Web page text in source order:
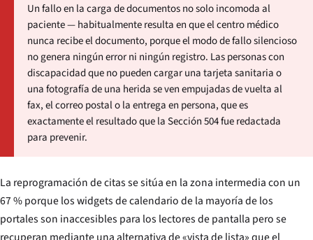
Un fallo en la carga de documentos no solo incomoda al
paciente — habitualmente resulta en que el centro médico
nunca recibe el documento, porque el modo de fallo silencioso
no genera ningún error ni ningún registro. Las personas con
discapacidad que no pueden cargar una tarjeta sanitaria o
una fotografía de una herida se ven empujadas de vuelta al
fax, el correo postal o la entrega en persona, que es
exactamente el resultado que la Sección 504 fue redactada
para prevenir.
La reprogramación de citas se sitúa en la zona intermedia con un
67 % porque los widgets de calendario de la mayoría de los
portales son inaccesibles para los lectores de pantalla pero se
recuperan mediante una alternativa de «vista de lista» que el